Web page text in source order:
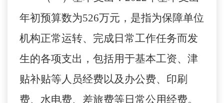
年初预算数为526万元，是指为保障单位
机构正常运转、完成日常工作任务而发
生的各项支出，包括用于基本工资、津
贴补贴等人员经费以及办公费、印刷
费、水电费、差旅费等日常公用经费。